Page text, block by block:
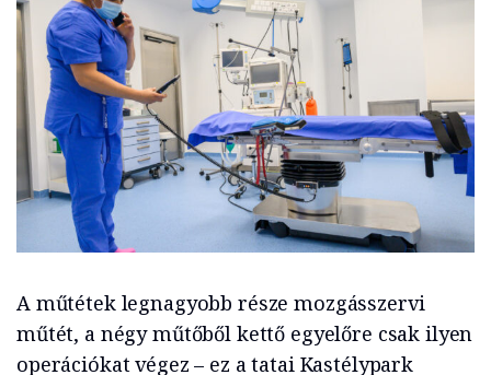
A műtétek legnagyobb része mozgásszervi
műtét, a négy műtőből kettő egyelőre csak ilyen
operációkat végez – ez a tatai Kastélypark